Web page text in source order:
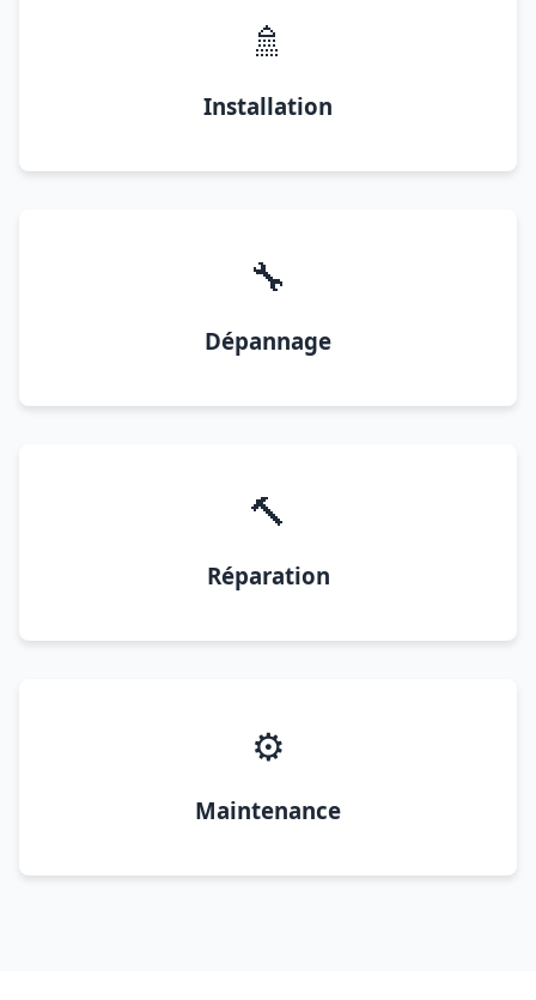
🚿
Installation
🔧
Dépannage
🔨
Réparation
⚙️
Maintenance